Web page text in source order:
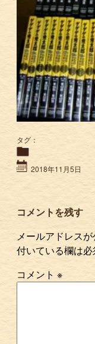
タグ：
2018年11月5日
コメントを残す
メールアドレスが
付いている欄は
コメント※